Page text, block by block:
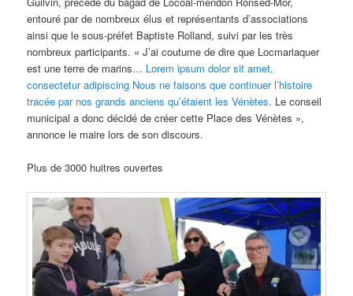
entouré par de nombreux élus et représentants d’associations
ainsi que le sous-préfet Baptiste Rolland, suivi par les très
nombreux participants. «J’ai coutume de dire que Locmariaquer
est une terre de marins… Lorem ipsum dolor sit amet,
consectetur adipiscing Nous ne faisons que continuer l’histoire
tracée par nos grands anciens qu’étaient les Vénètes. Le conseil
municipal a donc décidé de créer cette Place des Vénètes »,
annonce le maire lors de son discours.
Plus de 3000 huitres ouvertes